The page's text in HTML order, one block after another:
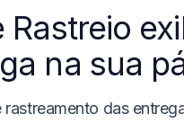
Rastreio
na sua
rastreamento das